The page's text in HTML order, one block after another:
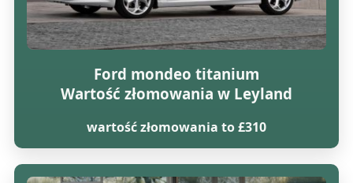
Ford mondeo titanium
Wartość złomowania w Leyland
wartość złomowania to £310